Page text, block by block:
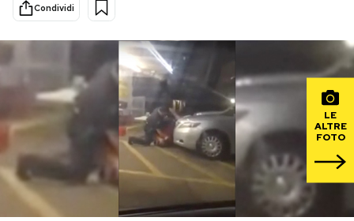
Economia
PODCAST
NEWSLETTER
I MIEI PREFERITI
Condividi
LE
ALTRE
FOTO